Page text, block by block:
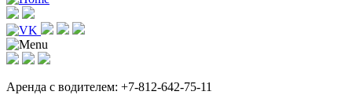
Аренда с водителем: +7-812-642-75-11